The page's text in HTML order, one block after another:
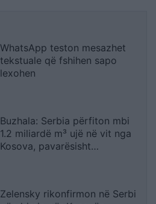
WhatsApp teston mesazhet
tekstuale që fshihen sapo
lexohen
Buzhala: Serbia përfiton mbi
1.2 miliardë m³ ujë në vit nga
Kosova, pavarësisht
Zelensky rikonfirmon në Serbi